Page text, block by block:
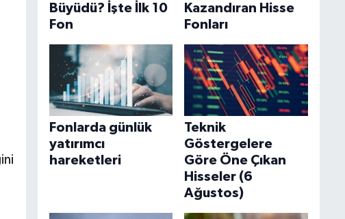
Büyüdü? İşte İlk 10
Fon
Kazandıran Hisse
Fonları
Fonlarda günlük
yatırımcı
hareketleri
Teknik
Göstergelere
Göre Öne Çıkan
Hisseler (6
Ağustos)